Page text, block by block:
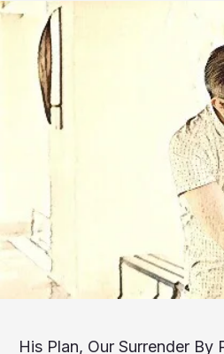
His Plan, Our Surrender By